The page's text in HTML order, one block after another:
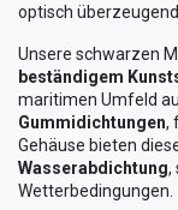
optisch
Unsere schwarzen
beständigem
maritimen Umfeld
Gummidichtungen,
Gehäuse bieten
Wasserabdichtung,
Wetterbedingungen.